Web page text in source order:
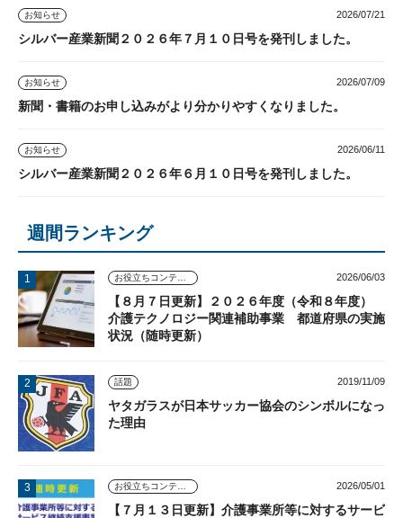
お知らせ 2026/07/21
シルバー産業新聞２０２６年７月１０日号を発刊しました。
お知らせ 2026/07/09
新聞・書籍のお申し込みがより分かりやすくなりました。
お知らせ 2026/06/11
シルバー産業新聞２０２６年６月１０日号を発刊しました。
週間ランキング
2026/06/03
【８月７日更新】２０２６年度（令和８年度）
介護テクノロジー関連補助事業 都道府県の実施
状況（随時更新）
話題 2019/11/09
ヤタガラスが日本サッカー協会のシンボルになっ
た理由
2026/05/01
【７月１３日更新】介護事業所等に対するサービ